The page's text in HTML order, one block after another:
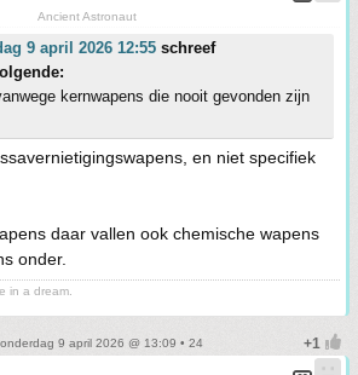
Ancient Astronaut
9 april 2026 12:55 schreef
kernwapens die nooit gevonden zijn
en niet specifiek
daar vallen ook chemische wapens
onder.
in a dream.
9 april 2026 @ 13:09 • 24